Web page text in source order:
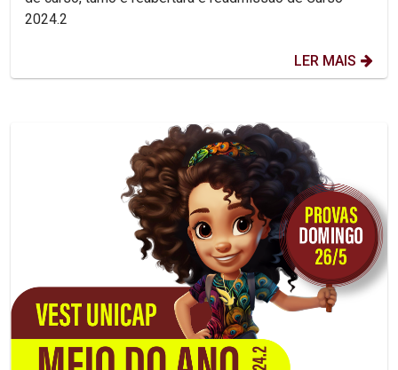
2024.2
LER MAIS